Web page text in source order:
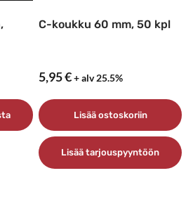
C-koukku 60 mm, 50 kpl
5,95€+ alv 25.5%
Lisää ostoskoriin
Lisää tarjouspyyntöön